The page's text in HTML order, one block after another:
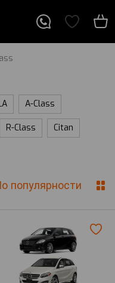
A-Class
R-Class Citan
популярности